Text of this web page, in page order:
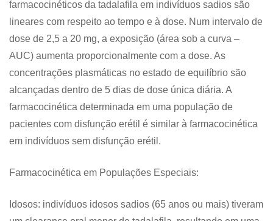
farmacocinéticos da tadalafila em indivíduos sadios são
lineares com respeito ao tempo e à dose. Num intervalo de
dose de 2,5 a 20 mg, a exposição (área sob a curva –
AUC) aumenta proporcionalmente com a dose. As
concentrações plasmáticas no estado de equilíbrio são
alcançadas dentro de 5 dias de dose única diária. A
farmacocinética determinada em uma população de
pacientes com disfunção erétil é similar à farmacocinética
em indivíduos sem disfunção erétil.
Farmacocinética em Populações Especiais:
Idosos: indivíduos idosos sadios (65 anos ou mais) tiveram